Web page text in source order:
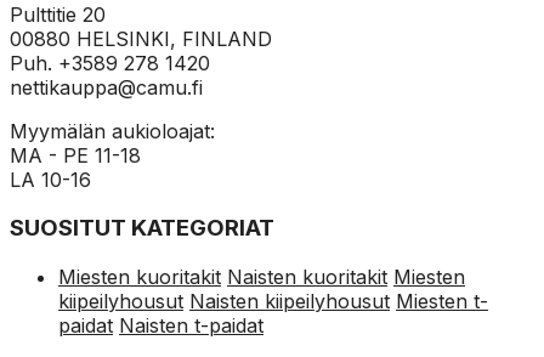
Pulttitie 20
00880 HELSINKI, FINLAND
Puh. +3589 278 1420
nettikauppa@camu.fi
Myymälän aukioloajat:
MA - PE 11-18
LA 10-16
SUOSITUT KATEGORIAT
Miesten kuoritakit Naisten kuoritakit Miesten
kiipeilyhousut Naisten kiipeilyhousut Miesten t-
paidat Naisten t-paidat